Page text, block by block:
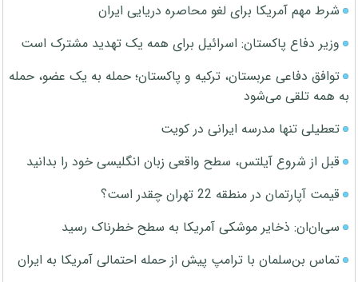
شرط مهم آمریکا برای لغو محاصره دریایی ایران
وزیر دفاع پاکستان: اسرائیل برای همه یک تهدید مشترک است
توافق دفاعی عربستان، ترکیه و پاکستان؛ حمله به یک عضو، حمله
به همه تلقی می‌شود
تعطیلی تنها مدرسه ایرانی در کویت
قبل از شروع آیلتس، سطح واقعی زبان انگلیسی خود را بدانید
قیمت آپارتمان در منطقه 22 تهران چقدر است؟
سی‌ان‌ان: ذخایر موشکی آمریکا به سطح خطرناک رسید
تماس بن‌سلمان با ترامپ پیش از حمله احتمالی آمریکا به ایران